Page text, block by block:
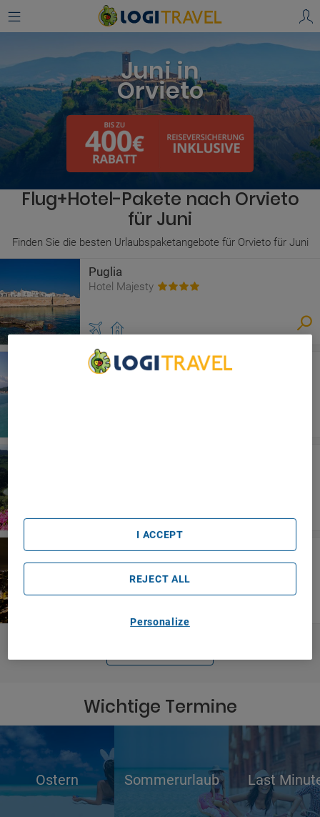
Juni in
Orvieto
Flug+Hotel-Pakete nach Orvieto
für Juni
Finden Sie die besten Urlaubspaketangebote für Orvieto für Juni
Puglia
Hotel Majesty
Sicilia Occidental
Utrecht
Nh Utrecht
Wichtige Termine
Ostern Sommerurlaub Last
Personalize
REJECT ALL
I ACCEPT